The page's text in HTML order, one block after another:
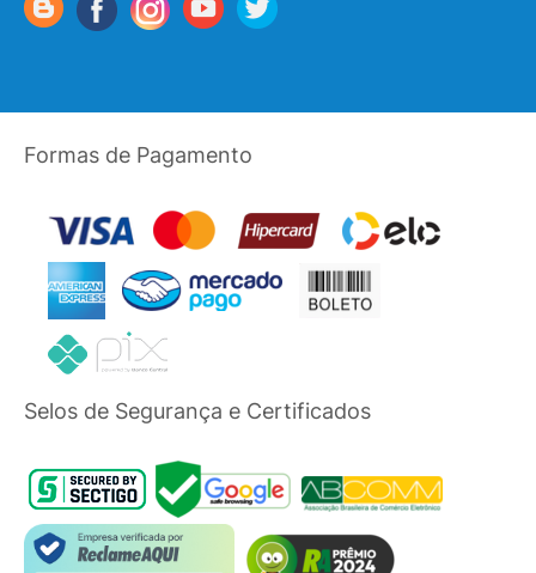
Formas de Pagamento
Selos de Segurança e Certificados